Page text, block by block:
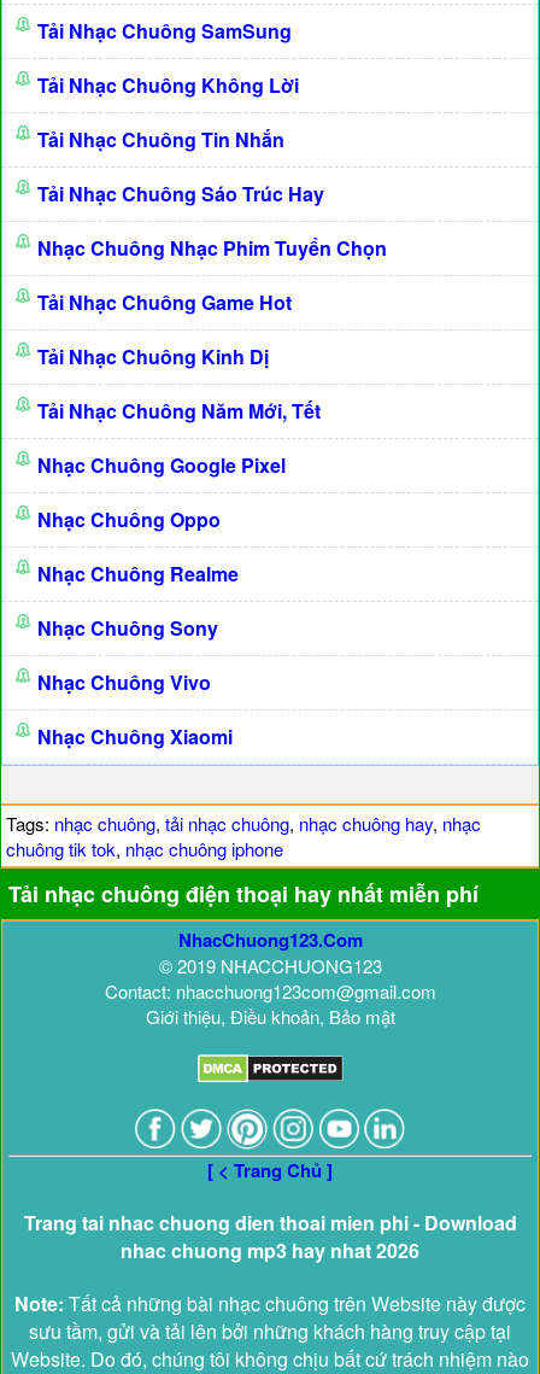
Tải Nhạc Chuông SamSung
Tải Nhạc Chuông Không Lời
Tải Nhạc Chuông Tin Nhắn
Tải Nhạc Chuông Sáo Trúc Hay
Nhạc Chuông Nhạc Phim Tuyển Chọn
Tải Nhạc Chuông Game Hot
Tải Nhạc Chuông Kinh Dị
Tải Nhạc Chuông Năm Mới, Tết
Nhạc Chuông Google Pixel
Nhạc Chuông Oppo
Nhạc Chuông Realme
Nhạc Chuông Sony
Nhạc Chuông Vivo
Nhạc Chuông Xiaomi
Tags: nhạc chuông, tải nhạc chuông, nhạc chuông hay, nhạc
chuông tik tok, nhạc chuông iphone
Tải nhạc chuông điện thoại hay nhất miễn phí
NhacChuong123.Com
© 2019 NHACCHUONG123
Contact: nhacchuong123com@gmail.com
Giới thiệu, Điều khoản, Bảo mật
[ < Trang Chủ ]
Trang tai nhac chuong dien thoai mien phi - Download
nhac chuong mp3 hay nhat 2026
Note: Tất cả những bài nhạc chuông trên Website này được
sưu tầm, gửi và tải lên bởi những khách hàng truy cập tại
Website. Do đó, chúng tôi không chịu bất cứ trách nhiệm nào